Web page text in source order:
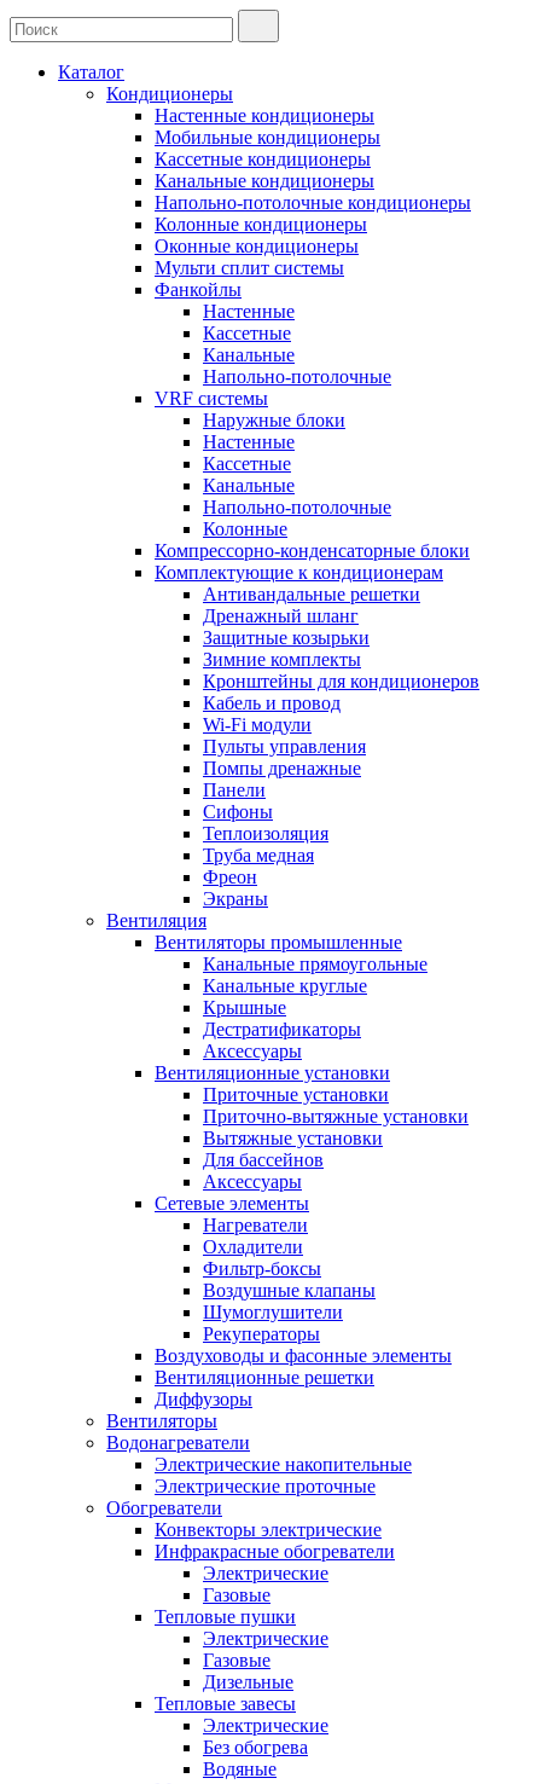
Каталог
Кондиционеры
Настенные кондиционеры
Мобильные кондиционеры
Кассетные кондиционеры
Канальные кондиционеры
Напольно-потолочные кондиционеры
Колонные кондиционеры
Оконные кондиционеры
Мульти сплит системы
Фанкойлы
Настенные
Кассетные
Канальные
Напольно-потолочные
VRF системы
Наружные блоки
Настенные
Кассетные
Канальные
Напольно-потолочные
Колонные
Компрессорно-конденсаторные блоки
Комплектующие к кондиционерам
Антивандальные решетки
Дренажный шланг
Защитные козырьки
Зимние комплекты
Кронштейны для кондиционеров
Кабель и провод
Wi-Fi модули
Пульты управления
Помпы дренажные
Панели
Сифоны
Теплоизоляция
Труба медная
Фреон
Экраны
Вентиляция
Вентиляторы промышленные
Канальные прямоугольные
Канальные круглые
Крышные
Дестратификаторы
Аксессуары
Вентиляционные установки
Приточные установки
Приточно-вытяжные установки
Вытяжные установки
Для бассейнов
Аксессуары
Сетевые элементы
Нагреватели
Охладители
Фильтр-боксы
Воздушные клапаны
Шумоглушители
Рекуператоры
Воздуховоды и фасонные элементы
Вентиляционные решетки
Диффузоры
Вентиляторы
Водонагреватели
Электрические накопительные
Электрические проточные
Обогреватели
Конвекторы электрические
Инфракрасные обогреватели
Электрические
Газовые
Тепловые пушки
Электрические
Газовые
Дизельные
Тепловые завесы
Электрические
Без обогрева
Водяные